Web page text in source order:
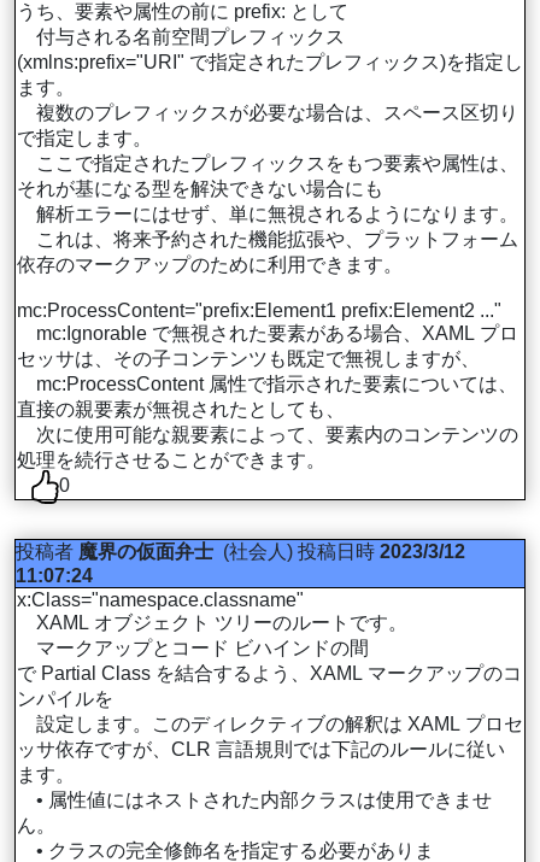
うち、要素や属性の前に prefix: として
付与される名前空間プレフィックス
(xmlns:prefix="URI" で指定されたプレフィックス)を指定し
ます。
複数のプレフィックスが必要な場合は、スペース区切り
で指定します。
ここで指定されたプレフィックスをもつ要素や属性は、
それが基になる型を解決できない場合にも
解析エラーにはせず、単に無視されるようになります。
これは、将来予約された機能拡張や、プラットフォーム
依存のマークアップのために利用できます。
mc:ProcessContent="prefix:Element1 prefix:Element2 ..."
mc:Ignorable で無視された要素がある場合、XAML プロ
セッサは、その子コンテンツも既定で無視しますが、
mc:ProcessContent 属性で指示された要素については、
直接の親要素が無視されたとしても、
次に使用可能な親要素によって、要素内のコンテンツの
処理を続行させることができます。
0
投稿者 魔界の仮面弁士 (社会人) 投稿日時 2023/3/12
11:07:24
x:Class="namespace.classname"
XAML オブジェクト ツリーのルートです。
マークアップとコード ビハインドの間
で Partial Class を結合するよう、XAML マークアップのコ
ンパイルを
設定します。このディレクティブの解釈は XAML プロセ
ッサ依存ですが、CLR 言語規則では下記のルールに従い
ます。
• 属性値にはネストされた内部クラスは使用できませ
ん。
• クラスの完全修飾名を指定する必要がありま